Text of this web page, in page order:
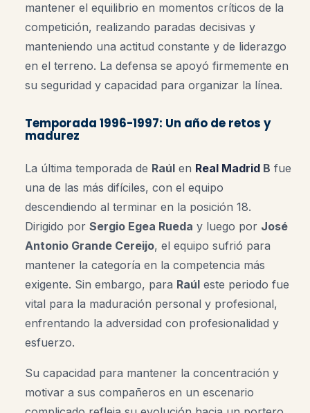
mantener el equilibrio en momentos críticos de la
competición, realizando paradas decisivas y
manteniendo una actitud constante y de liderazgo
en el terreno. La defensa se apoyó firmemente en
su seguridad y capacidad para organizar la línea.
Temporada 1996-1997: Un año de retos y
madurez
La última temporada de Raúl en Real Madrid B fue
una de las más difíciles, con el equipo
descendiendo al terminar en la posición 18.
Dirigido por Sergio Egea Rueda y luego por José
Antonio Grande Cereijo, el equipo sufrió para
mantener la categoría en la competencia más
exigente. Sin embargo, para Raúl este periodo fue
vital para la maduración personal y profesional,
enfrentando la adversidad con profesionalidad y
esfuerzo.
Su capacidad para mantener la concentración y
motivar a sus compañeros en un escenario